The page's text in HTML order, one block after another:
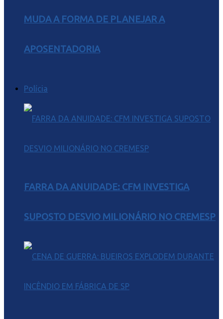
MUDA A FORMA DE PLANEJAR A
APOSENTADORIA
Polícia
FARRA DA ANUIDADE: CFM INVESTIGA
SUPOSTO DESVIO MILIONÁRIO NO CREMESP